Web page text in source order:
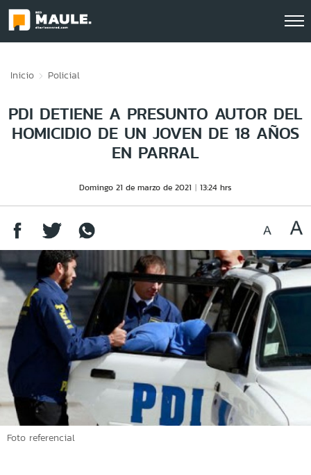
Inicio Policial
PDI DETIENE A PRESUNTO AUTOR DEL
HOMICIDIO DE UN JOVEN DE 18 AÑOS
EN PARRAL
Domingo 21 de marzo de 2021 13:24 hrs
Foto referencial